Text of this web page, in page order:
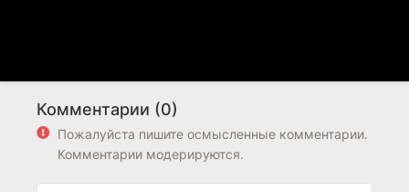
Комментарии (0)
Пожалуйста пишите осмысленные комментарии.
Комментарии модерируются.